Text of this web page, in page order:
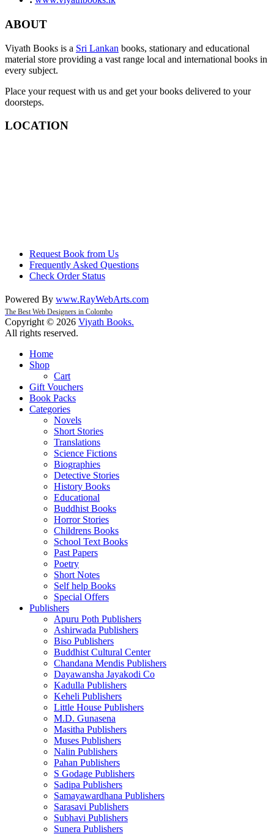
ABOUT
Viyath Books is a Sri Lankan books, stationary and educational
material store providing a vast range local and international books in
every subject.
Place your request with us and get your books delivered to your
doorsteps.
LOCATION
Request Book from Us
Frequently Asked Questions
Check Order Status
Powered By www.RayWebArts.com
The Best Web Designers in Colombo
Copyright © 2026 Viyath Books.
All rights reserved.
Home
Shop
Cart
Gift Vouchers
Book Packs
Categories
Novels
Short Stories
Translations
Science Fictions
Biographies
Detective Stories
History Books
Educational
Buddhist Books
Horror Stories
Childrens Books
School Text Books
Past Papers
Poetry
Short Notes
Self help Books
Special Offers
Publishers
Apuru Poth Publishers
Ashirwada Publishers
Biso Publishers
Buddhist Cultural Center
Chandana Mendis Publishers
Dayawansha Jayakodi Co
Kadulla Publishers
Keheli Publishers
Little House Publishers
M.D. Gunasena
Masitha Publishers
Muses Publishers
Nalin Publishers
Pahan Publishers
S Godage Publishers
Sadipa Publishers
Samayawardhana Publishers
Sarasavi Publishers
Subhavi Publishers
Sunera Publishers